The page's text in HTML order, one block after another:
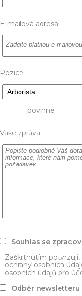
E-mailová adresa:
Pozice:
povinné
Vaše zpráva:
Souhlas se
Zaškrtnutím potvrzuji,
ochrany osobních
osobních údajů pro
Odběr newsletteru